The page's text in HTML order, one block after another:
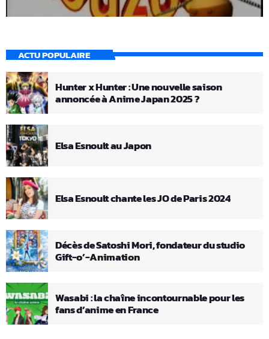
ACTU POPULAIRE
Hunter x Hunter : Une nouvelle saison
annoncée à Anime Japan 2025 ?
Elsa Esnoult au Japon
Elsa Esnoult chante les JO de Paris 2024
Décès de Satoshi Mori, fondateur du studio
Gift-o’-Animation
Wasabi : la chaîne incontournable pour les
fans d’anime en France